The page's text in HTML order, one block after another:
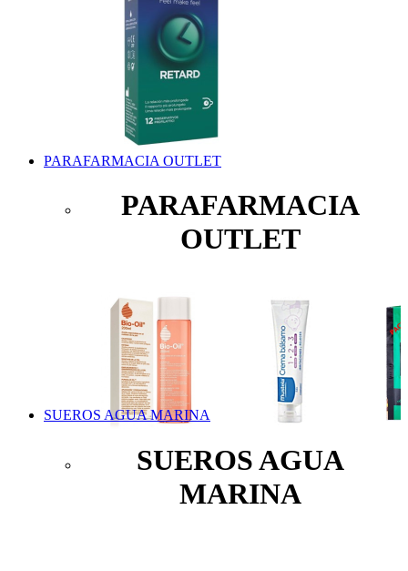
PARAFARMACIA OUTLET
PARAFARMACIA
OUTLET
SUEROS AGUA MARINA
SUEROS AGUA
MARINA